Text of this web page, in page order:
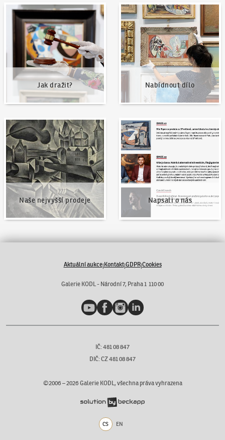
Jak dražit?
Jak dražit?
Nabídnout dílo
Nabídnout dílo
Naše nejvyšší prodeje
Naše nejvyšší prodeje
Napsali o nás
Napsali o nás
Aktuální aukce|Kontakt|GDPR|Cookies
Galerie KODL - Národní 7, Praha 1 110 00
YouTubeFacebookInstagramLinkedIn
IČ: 481 08 847
DIČ: CZ 481 08 847
©2006 –2026 Galerie KODL, všechna práva vyhrazena
CS EN